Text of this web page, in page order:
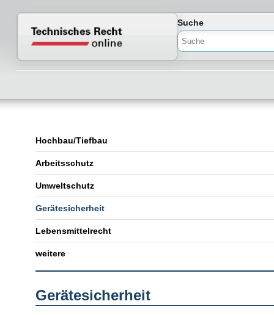
Normenportal Barrierefreiheit
Suche
Hochbau/Tiefbau
Arbeitsschutz
Umweltschutz
Gerätesicherheit
Lebensmittelrecht
weitere
Gerätesicherheit